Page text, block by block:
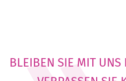
BLEIBEN SIE MIT UNS